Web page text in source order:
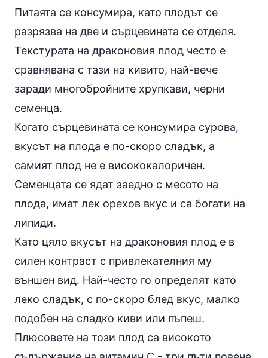
Питаята се консумира, като плодът се
разрязва на две и сърцевината се отделя.
Текстурата на драконовия плод често е
сравнявана с тази на кивито, най-вече
заради многобройните хрупкави, черни
семенца.
Когато сърцевината се консумира сурова,
вкусът на плода е по-скоро сладък, а
самият плод не е висококалоричен.
Семенцата се ядат заедно с месото на
плода, имат лек орехов вкус и са богати на
липиди.
Като цяло вкусът на драконовия плод е в
силен контраст с привлекателния му
външен вид. Най-често го определят като
леко сладък, с по-скоро блед вкус, малко
подобен на сладко киви или пъпеш.
Плюсовете на този плод са високото